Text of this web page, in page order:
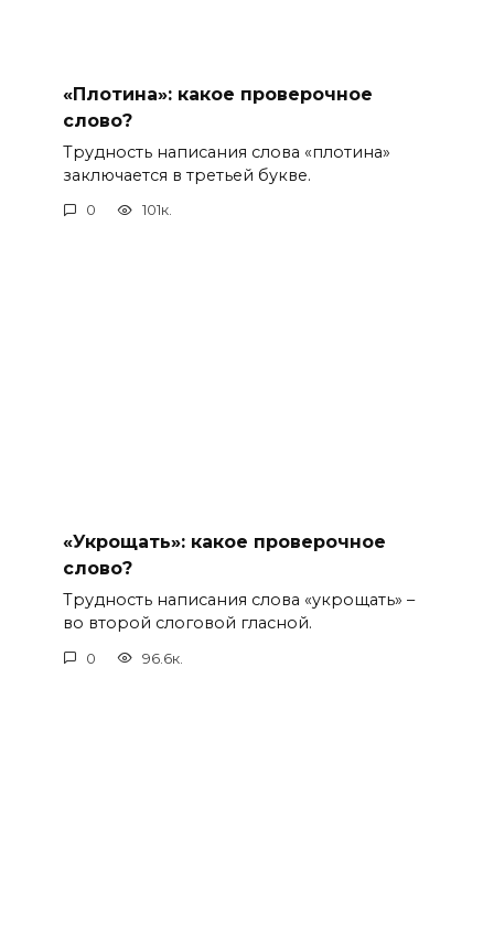
«Плотина»: какое проверочное
слово?
Трудность написания слова «плотина»
заключается в третьей букве.
0 101к.
«Укрощать»: какое проверочное
слово?
Трудность написания слова «укрощать» –
во второй слоговой гласной.
0 96.6к.